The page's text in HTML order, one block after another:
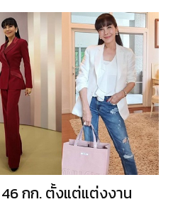
กก. ตั้งแต่แต่งงาน